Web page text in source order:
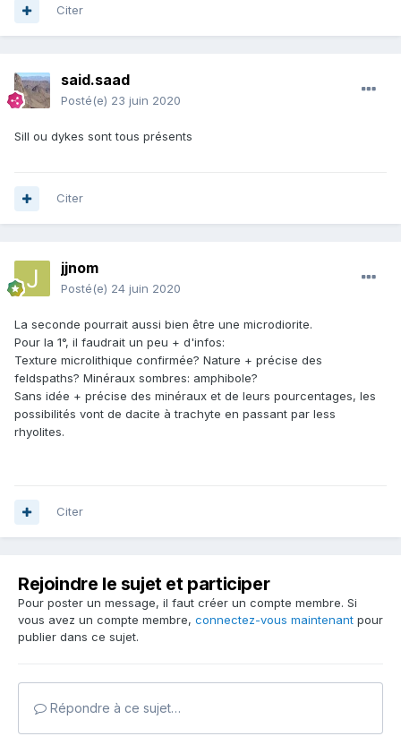
Citer
said.saad
Posté(e) 23 juin 2020
Sill ou dykes sont tous présents
Citer
jjnom
Posté(e) 24 juin 2020
La seconde pourrait aussi bien être une microdiorite.
Pour la 1°, il faudrait un peu + d'infos:
Texture microlithique confirmée? Nature + précise des
feldspaths? Minéraux sombres: amphibole?
Sans idée + précise des minéraux et de leurs pourcentages, les
possibilités vont de dacite à trachyte en passant par less
rhyolites.
Citer
Rejoindre le sujet et participer
Pour poster un message, il faut créer un compte membre. Si
vous avez un compte membre, connectez-vous maintenant pour
publier dans ce sujet.
Répondre à ce sujet…